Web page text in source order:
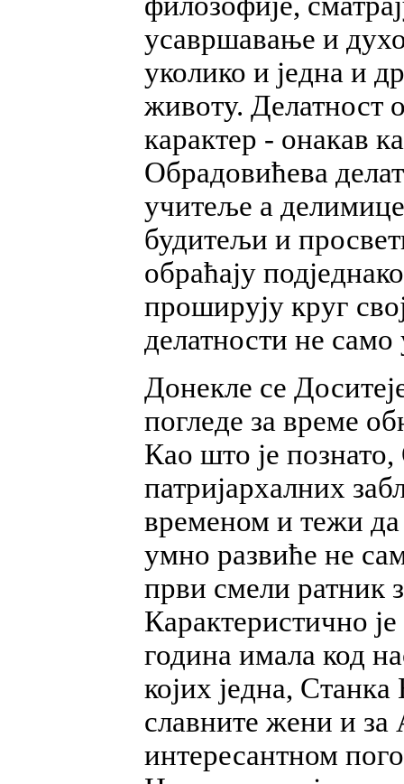
усавршавање и
уколико и једна и
животу. Делатност
карактер - онакав
Обрадовићева
учитеље а
будитељи и
обраћају
проширују круг
делатности не
Донекле се
погледе за време
Као што је
патријархалних
временом и тежи да
умно развиће не
први смели ратник
Карактеристично
година имала код
којих једна,
славните жени и за
интересантном